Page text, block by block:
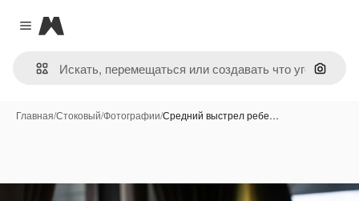
Close menu
Magnific
Поиск
Главная/Стоковый/Фотографии/Средний выстрел ребе…